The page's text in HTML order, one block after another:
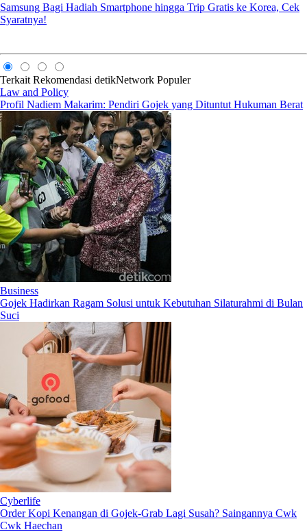
Samsung Bagi Hadiah Smartphone hingga Trip Gratis ke Korea, Cek
Syaratnya!
Terkait Rekomendasi detikNetwork Populer
Law and Policy
Profil Nadiem Makarim: Pendiri Gojek yang Dituntut Hukuman Berat
Business
Gojek Hadirkan Ragam Solusi untuk Kebutuhan Silaturahmi di Bulan
Suci
Cyberlife
Order Kopi Kenangan di Gojek-Grab Lagi Susah? Saingannya Cwk
Cwk Haechan